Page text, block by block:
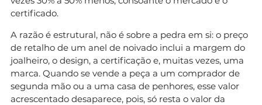
certificado.
A razão é estrutural, não é sobre a pedra em si: o preço
de retalho de um anel de noivado inclui a margem do
joalheiro, o design, a certificação e, muitas vezes, uma
marca. Quando se vende a peça a um comprador de
segunda mão ou a uma casa de penhores, esse valor
acrescentado desaparece, pois, só resta o valor da